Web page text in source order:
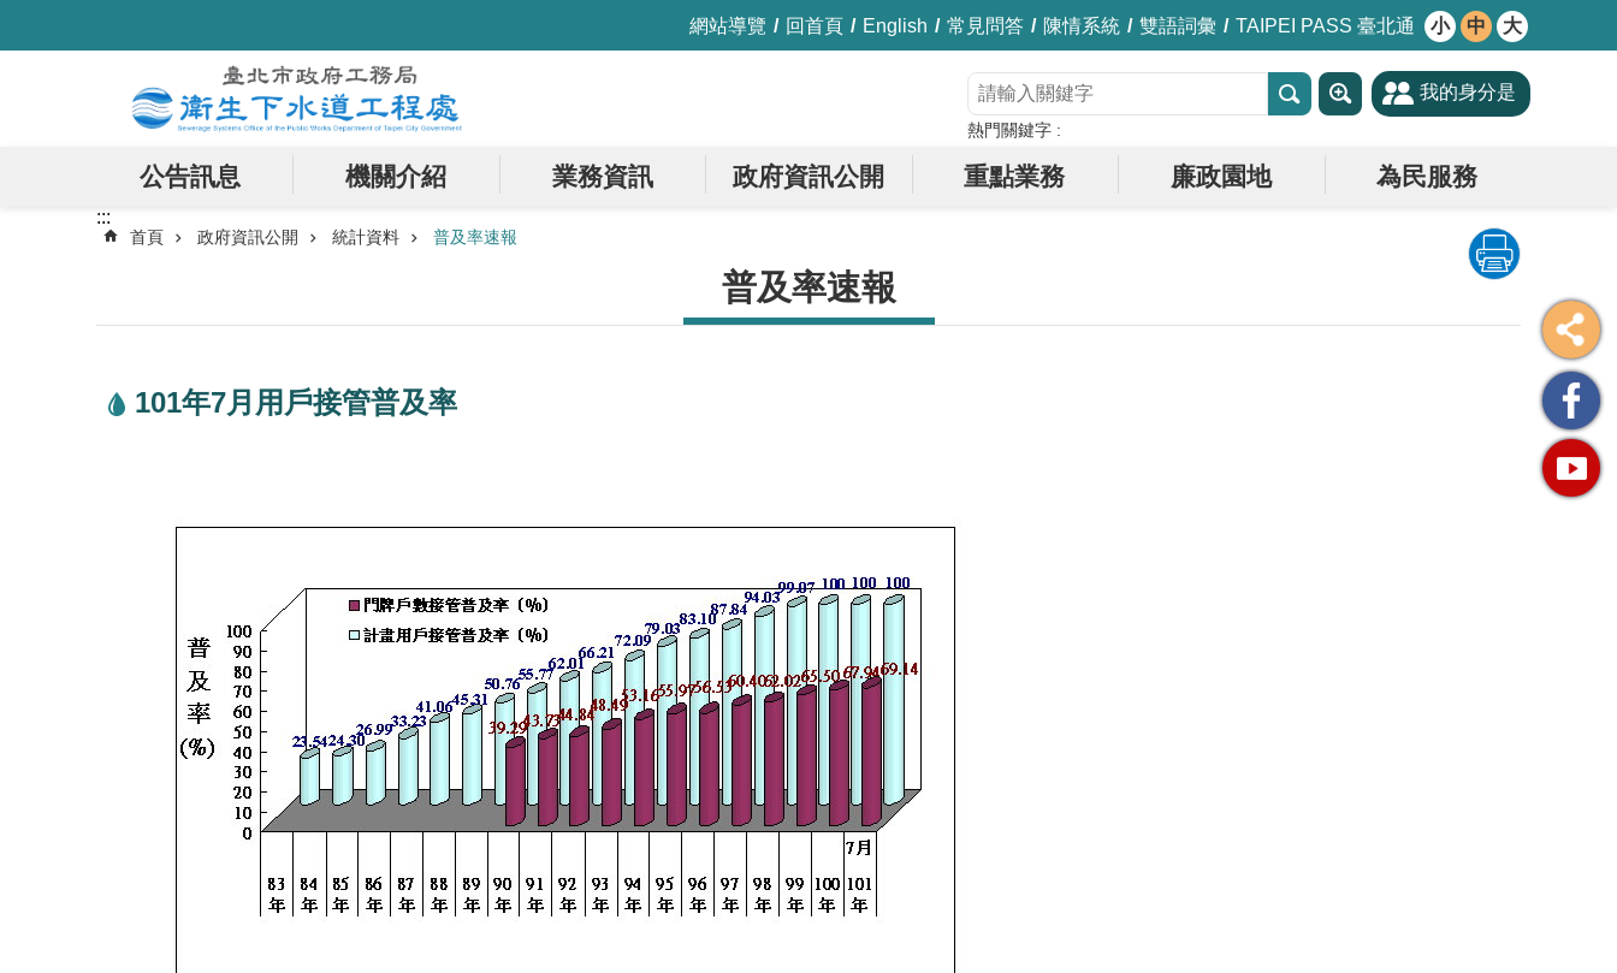
網站導覽 回首頁 English 常見問答 陳情系統 雙語詞彙 TAIPEI PASS 臺北通 小 中 大
熱門關鍵字
我的身分是
公告訊息 機關介紹 業務資訊 政府資訊公開 重點業務 廉政園地 為民服務
:::
首頁 政府資訊公開 統計資料 普及率速報
普及率速報
101年7月用戶接管普及率